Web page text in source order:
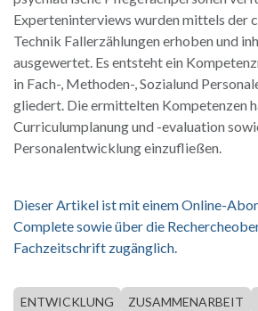
Experteninterviews wurden mittels der
Technik Fallerzählungen erhoben und
ausgewertet. Es entsteht ein
in Fach-, Methoden-, Sozialund
gliedert. Die ermittelten Kompetenzen
Curriculumplanung und -evaluation
Personalentwicklung einzufließen.
Dieser Artikel ist mit einem Online-
Complete sowie über die
Fachzeitschrift zugänglich.
ENTWICKLUNG ZUSAMMENARBEIT